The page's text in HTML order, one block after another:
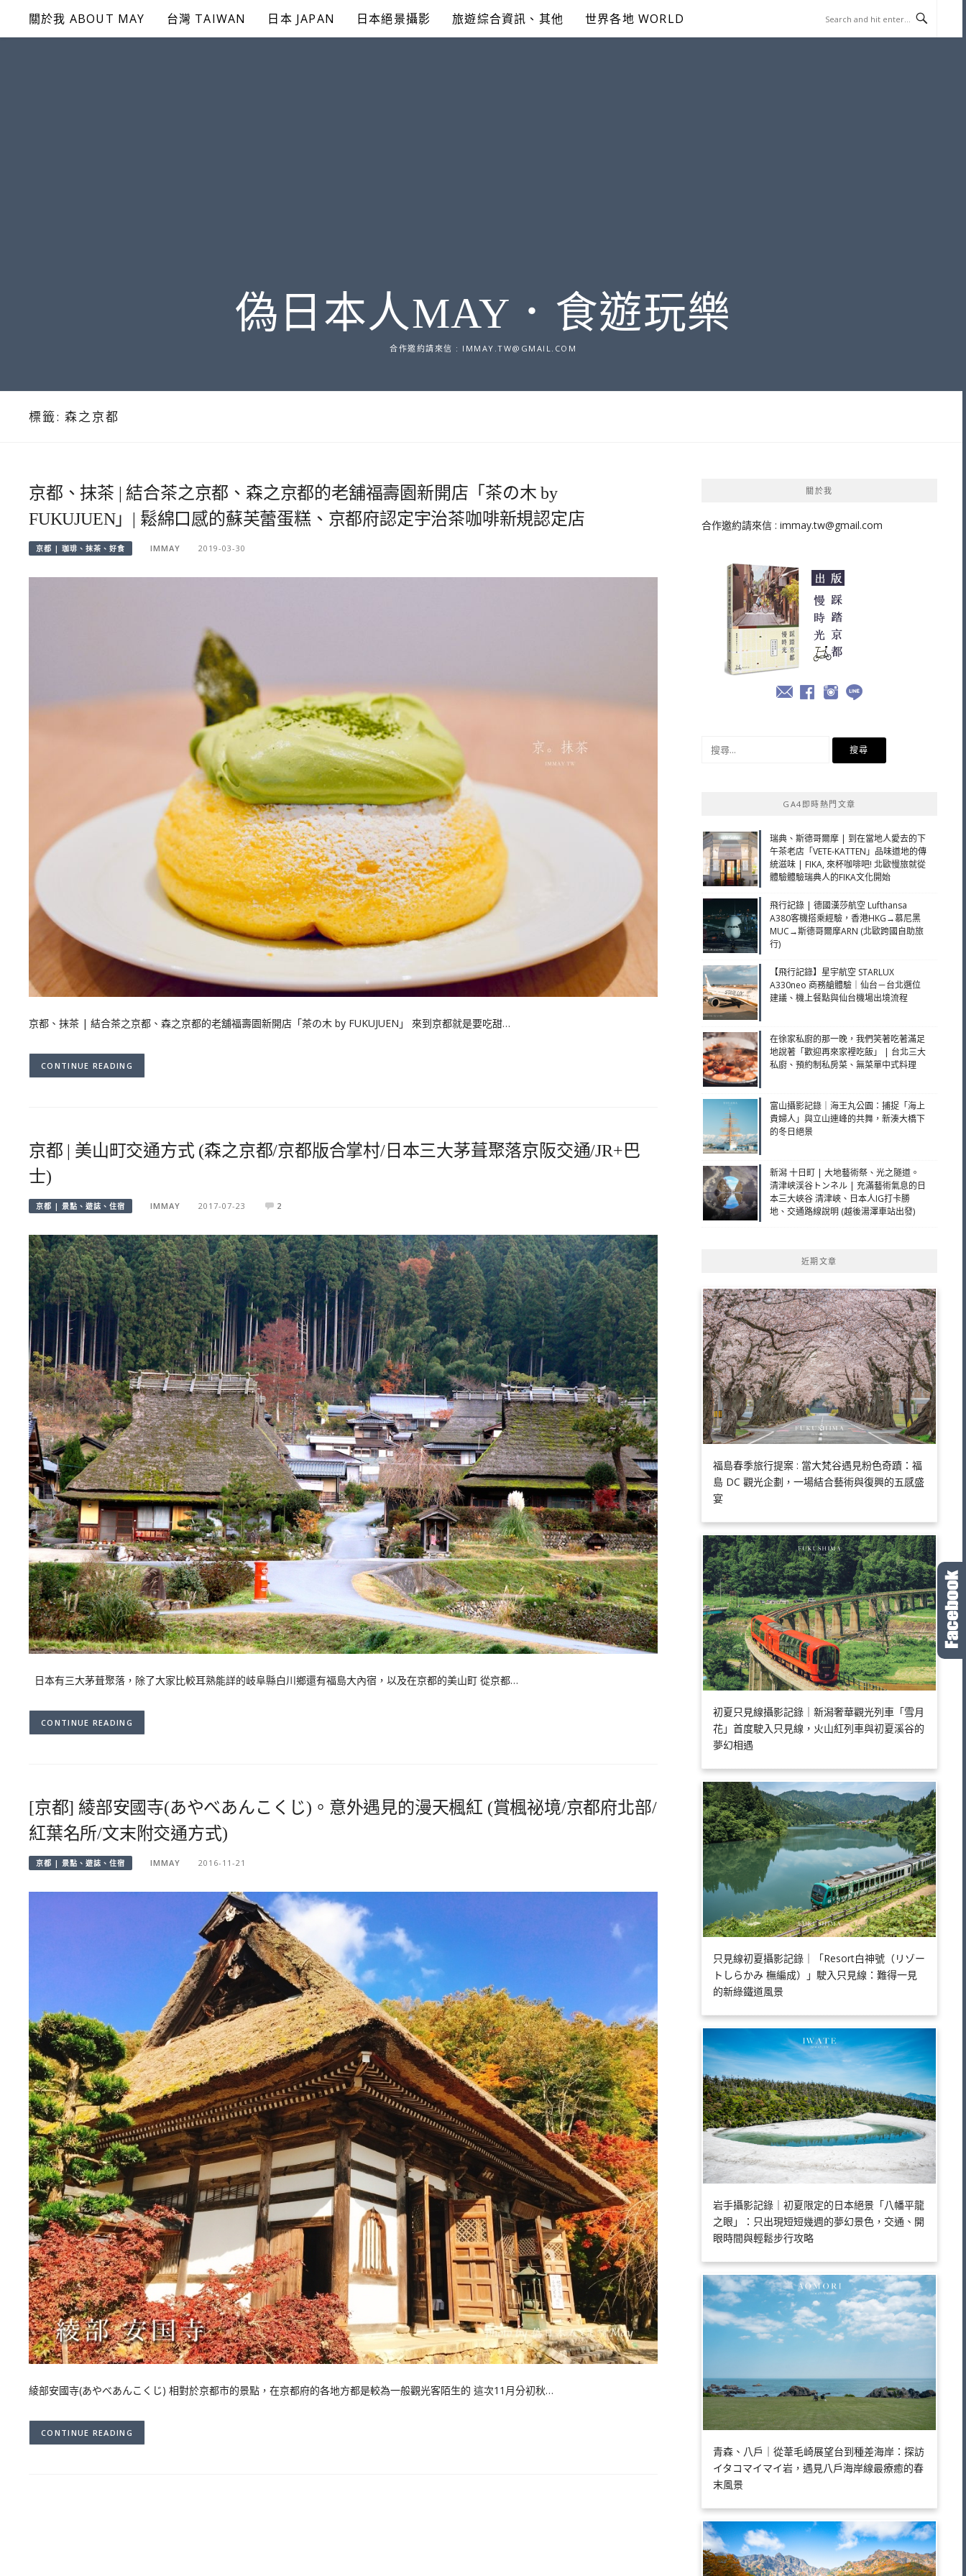
content
關於我 ABOUT MAY 台灣 TAIWAN 日本 JAPAN 日本絕景攝影 旅遊綜合資訊、其他 世界各地 WORLD
偽日本人MAY．食遊玩樂
合作邀約請來信 : IMMAY.TW@GMAIL.COM
標籤: 森之京都
京都、抹茶 | 結合茶之京都、森之京都的老舖福壽園新開店「茶の木 by
FUKUJUEN」| 鬆綿口感的蘇芙蕾蛋糕、京都府認定宇治茶咖啡新規認定店
京都 | 珈琲、抹茶、好食 IMMAY 2019-03-30
京都、抹茶 | 結合茶之京都、森之京都的老舖福壽園新開店「茶の木 by FUKUJUEN」 來到京都就是要吃甜…
CONTINUE READING
京都 | 美山町交通方式 (森之京都/京都版合掌村/日本三大茅葺聚落京阪交通/JR+巴
士)
京都 | 景點、遊誌、住宿 IMMAY 2017-07-23 2
日本有三大茅葺聚落，除了大家比較耳熟能詳的岐阜縣白川鄉還有福島大內宿，以及在京都的美山町 從京都…
CONTINUE READING
[京都] 綾部安國寺(あやべあんこくじ)。意外遇見的漫天楓紅 (賞楓祕境/京都府北部/
紅葉名所/文末附交通方式)
京都 | 景點、遊誌、住宿 IMMAY 2016-11-21
綾部安國寺(あやべあんこくじ) 相對於京都市的景點，在京都府的各地方都是較為一般觀光客陌生的 這次11月分初秋…
CONTINUE READING
關於我
合作邀約請來信 : immay.tw@gmail.com
GA4即時熱門文章
瑞典、斯德哥爾摩 | 到在當地人愛去的下
午茶老店「VETE-KATTEN」品味道地的傳
統滋味 | FIKA, 來杯咖啡吧! 北歐慢旅就從
體驗體驗瑞典人的FIKA文化開始
飛行記錄 | 德國漢莎航空 Lufthansa
A380客機搭乘經驗，香港HKG→慕尼黑
MUC→斯德哥爾摩ARN (北歐跨國自助旅
行)
【飛行記錄】星宇航空 STARLUX
A330neo 商務艙體驗｜仙台－台北選位
建議、機上餐點與仙台機場出境流程
在徐家私廚的那一晚，我們笑著吃著滿足
地說著「歡迎再來家裡吃飯」 | 台北三大
私廚、預約制私房菜、無菜單中式料理
富山攝影記錄｜海王丸公園：捕捉「海上
貴婦人」與立山連峰的共舞，新湊大橋下
的冬日絕景
新潟 十日町 | 大地藝術祭、光之隧道。
清津峡渓谷トンネル | 充滿藝術氣息的日
本三大峽谷 清津峽、日本人IG打卡勝
地、交通路線說明 (越後湯澤車站出發)
近期文章
福島春季旅行提案 : 當大梵谷遇見粉色奇蹟：福
島 DC 觀光企劃，一場結合藝術與復興的五感盛
宴
初夏只見線攝影記錄｜新潟奢華觀光列車「雪月
花」首度駛入只見線，火山紅列車與初夏溪谷的
夢幻相遇
只見線初夏攝影記錄｜「Resort白神號（リゾー
トしらかみ 橅編成）」駛入只見線：難得一見
的新綠鐵道風景
岩手攝影記錄｜初夏限定的日本絕景「八幡平龍
之眼」：只出現短短幾週的夢幻景色，交通、開
眼時間與輕鬆步行攻略
青森、八戶｜從葦毛崎展望台到種差海岸：探訪
イタコマイマイ岩，遇見八戶海岸線最療癒的春
末風景